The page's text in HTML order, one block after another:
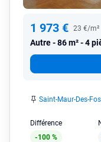
1 973 € 23 €/m²
Autre 86 m² - 4
Saint-Maur-Des-
Différence
-100 %